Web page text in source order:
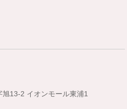
13-2 イオンモール東浦1